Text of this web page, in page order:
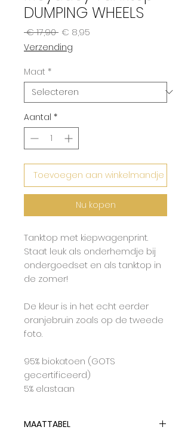
DUMPING WHEELS
€ 17,90 Normale
prijs
€ 8,95
Verzending
Maat *
Aantal *
Toevoegen aan winkelmandje
Nu kopen
Tanktop met kiepwagenprint.
Staat leuk als onderhemdje bij
ondergoedset en als tanktop in
de zomer!
De kleur is in het echt eerder
oranjebruin zoals op de tweede
foto.
95% biokatoen (GOTS
gecertificeerd)
5% elastaan
MAATTABEL